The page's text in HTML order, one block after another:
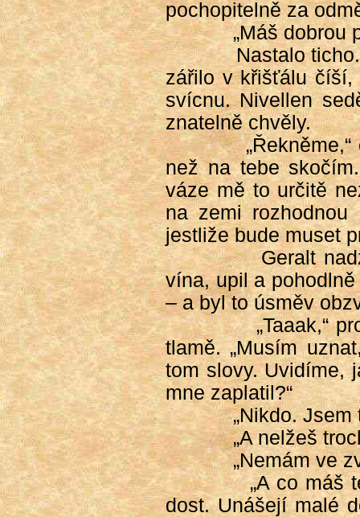
pochopitelně za
„Máš dobrou
Nastalo
zářilo v křišťálu číší,
svícnu. Nivellen
znatelně chvěly.
než na tebe
váze mě to určitě
na zemi
jestliže bude muset
Geralt
vína, upil a
– a byl to úsměv
„Taaak,“
tlamě. „Musím
tom slovy. Uvidíme,
mne zaplatil?“
„Nikdo. Jsem
„A nelžeš
„Nemám ve
„A co máš
dost. Unášejí malé